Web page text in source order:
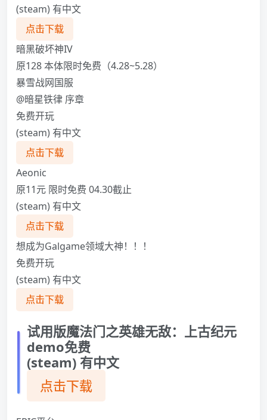
(steam) 有中文
点击下载
暗黑破坏神IV
原128 本体限时免费（4.28~5.28）
暴雪战网国服
@暗星铁律 序章
免费开玩
(steam) 有中文
点击下载
Aeonic
原11元 限时免费 04.30截止
(steam) 有中文
点击下载
想成为Galgame领域大神！！！
免费开玩
(steam) 有中文
点击下载
试用版魔法门之英雄无敌：上古纪元
demo免费
(steam) 有中文
点击下载